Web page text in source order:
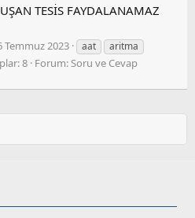
TESİS FAYDALANAMAZ
Temmuz 2023 aat
aritma
8 Forum:Soru ve Cevap